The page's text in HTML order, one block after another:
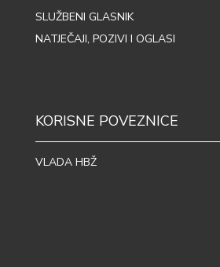
SLUŽBENI GLASNIK
NATJEČAJI, POZIVI I OGLASI
KORISNE POVEZNICE
VLADA HBŽ